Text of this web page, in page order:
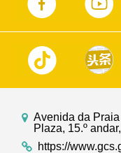
Avenida da
Plaza, 15.º
https://